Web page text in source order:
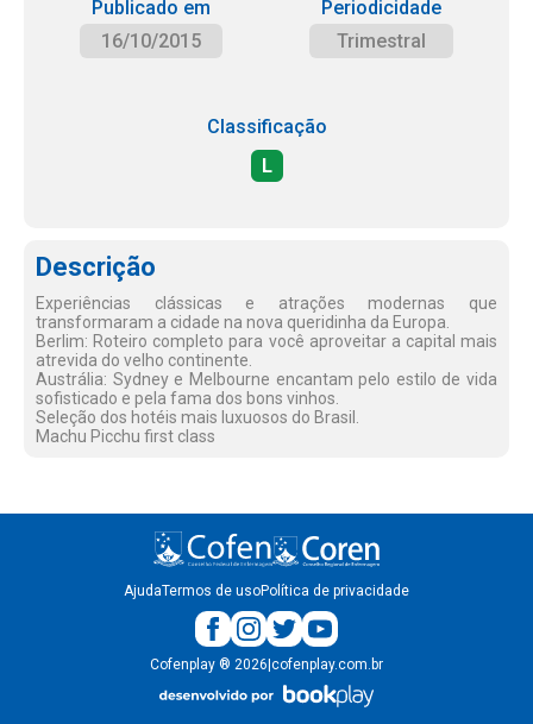
Publicado em
16/10/2015
Periodicidade
Trimestral
Classificação
L
Descrição
Experiências clássicas e atrações modernas que
transformaram a cidade na nova queridinha da Europa.
Berlim: Roteiro completo para você aproveitar a capital mais
atrevida do velho continente.
Austrália: Sydney e Melbourne encantam pelo estilo de vida
sofisticado e pela fama dos bons vinhos.
Seleção dos hotéis mais luxuosos do Brasil.
Machu Picchu first class
AjudaTermos de usoPolítica de privacidade
Cofenplay ® 2026 cofenplay.com.br